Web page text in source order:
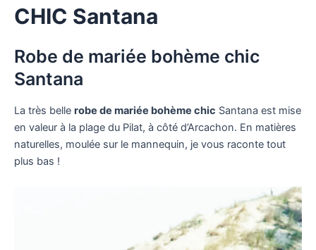
CHIC Santana
Robe de mariée bohème chic
Santana
La très belle robe de mariée bohème chic Santana est mise
en valeur à la plage du Pilat, à côté d’Arcachon. En matières
naturelles, moulée sur le mannequin, je vous raconte tout
plus bas !